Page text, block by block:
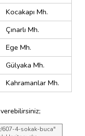
Kocakapı Mh.
Çınarlı Mh.
Ege Mh.
Gülyaka Mh.
Kahramanlar Mh.